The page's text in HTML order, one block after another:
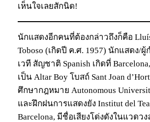
เห็นใจเลยสักนิด!
นักแสดงอีกคนที่ต้องกล่าวถึงก็คือ
Toboso (เกิดปี ค.ศ. 1957) นักแสดง/
เวที สัญชาติ Spanish เกิดที่
เป็น Altar Boy โบสถ์ Sant Joan
ศึกษากฎหมาย Autonomous
และฝึกฝนการแสดงยัง Institut del
Barcelona, มีชื่อเสียงโด่งดังในแวดว